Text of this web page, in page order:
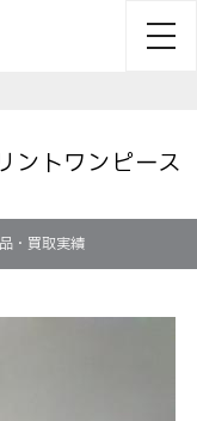
ントワンピース
・買取実績